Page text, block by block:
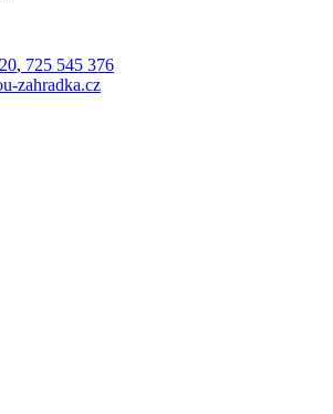
, 725 545 376
zahradka.cz